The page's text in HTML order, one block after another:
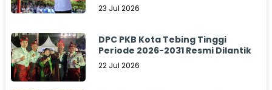
23 Jul 2026
DPC PKB Kota Tebing Tinggi
Periode 2026-2031 Resmi Dilantik
22 Jul 2026